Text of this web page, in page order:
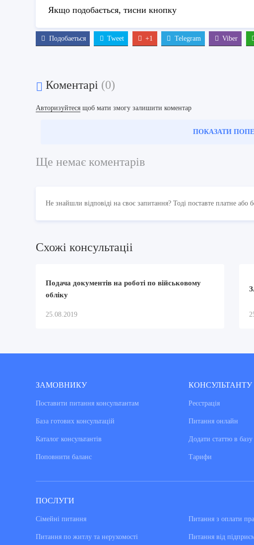
Якщо подобається, тисни кнопку
Подобаеться Tweet +1 Telegram Viber
Коментарі (0)
Авторизуйтеся щоб мати змогу залишити коментар
ПОКАЗАТИ
Ще немає коментарів
Не знайшли відповіді на своє запитання? Тоді поставте платне або
Схожi консультацii
Подача документів на роботі по військовому
обліку
25.08.2019
ЗАМОВНИКУ
Поставити питання консультантам
База готових консультацiй
Каталог консультантiв
Поповнити баланс
КОНСУЛЬТАНТУ
Реєстрація
Питання онлайн
Додати статтю в базу
Тарифи
ПОСЛУГИ
Сімейні питання
Питання по житлу та нерухомості
Питання з оплати
Питання від